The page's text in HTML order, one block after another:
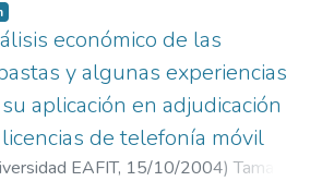
económico de las
y algunas experiencias
aplicación en adjudicación
de telefonía móvil
EAFIT, 15/10/2004)Tamayo